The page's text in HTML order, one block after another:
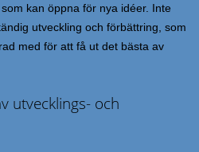
kan öppna för nya idéer. Inte
utveckling och förbättring, som
med för att få ut det bästa av
utvecklings- och